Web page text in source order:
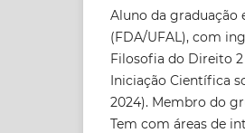
Aluno da graduação
(FDA/UFAL), com
Filosofia do Direito 2
Iniciação Científica
2024). Membro do
Tem com áreas de